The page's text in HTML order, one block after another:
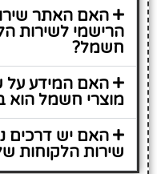
האם האתר
הרישמי לשירות
חשמל?
האם המידע על
מוצרי חשמל הוא
האם יש דרכים
שירות הלקוחות